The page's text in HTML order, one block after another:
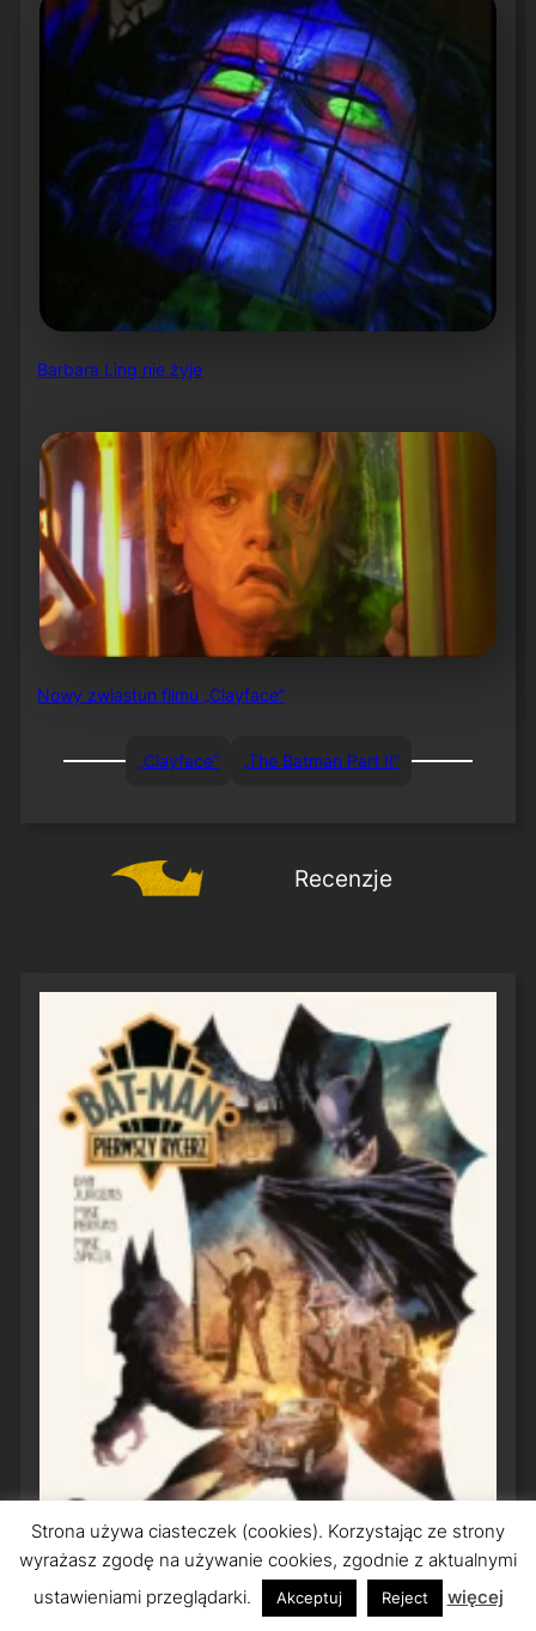
Barbara Ling nie żyje
Nowy zwiastun filmu „Clayface”
„Clayface” „The Batman Part II”
Recenzje
Bat-Man: Pierwszy Rycerz
Strona używa ciasteczek (cookies). Korzystając ze strony
wyrażasz zgodę na używanie cookies, zgodnie z aktualnymi
ustawieniami przeglądarki.
Akceptuj Reject więcej